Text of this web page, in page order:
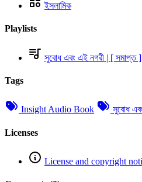
ইসলামিক
Playlists
সুবোধ এবং এই নগরী | [ সমাপ্ত ]
Tags
Insight Audio Book সুবোধ
Licenses
License and copyright